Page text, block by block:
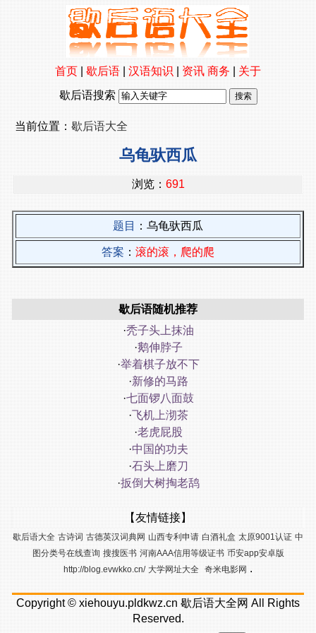
首页|歇后语|汉语知识|资讯 商务|关于
歇后语搜索
当前位置：歇后语大全
乌龟驮西瓜
浏览： 691
题目 ：乌龟驮西瓜
答案 ： 滚的滚，爬的爬
歇后语随机推荐
·秃子头上抹油
·鹅伸脖子
·举着棋子放不下
·新修的马路
·七面锣八面鼓
·飞机上沏茶
·老虎屁股
·中国的功夫
·石头上磨刀
·扳倒大树掏老鸹
【友情链接】
歇后语大全 古诗词 古德英汉词典网 山西专利申请 白酒礼盒 太原9001认证 中
图分类号在线查询 搜搜医书 河南AAA信用等级证书 币安app安卓版
http://blog.evwkko.cn/ 大学网址大全 奇米电影网.
Copyright ©xiehouyu.pldkwz.cn 歇后语大全网All Rights
Reserved.